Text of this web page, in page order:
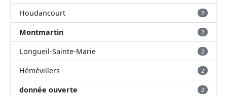
Houdancourt 2
Montmartin 2
Longueil-Sainte-Marie 2
Hémévillers 2
donnée ouverte 2